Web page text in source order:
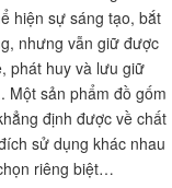
hiện sự sáng tạo, bắt
nhưng vẫn giữ được
phát huy và lưu giữ
Một sản phẩm đồ gốm
định được về chất
sử dụng khác nhau
riêng biệt…